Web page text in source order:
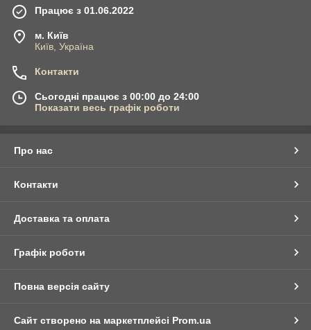
Працює з 01.06.2022
м. Київ
Київ, Україна
Контакти
Сьогодні працює з 00:00 до 24:00
Показати весь графік роботи
Про нас
Контакти
Доставка та оплата
Графік роботи
Повна версія сайту
Сайт створено на маркетплейсі Prom.ua